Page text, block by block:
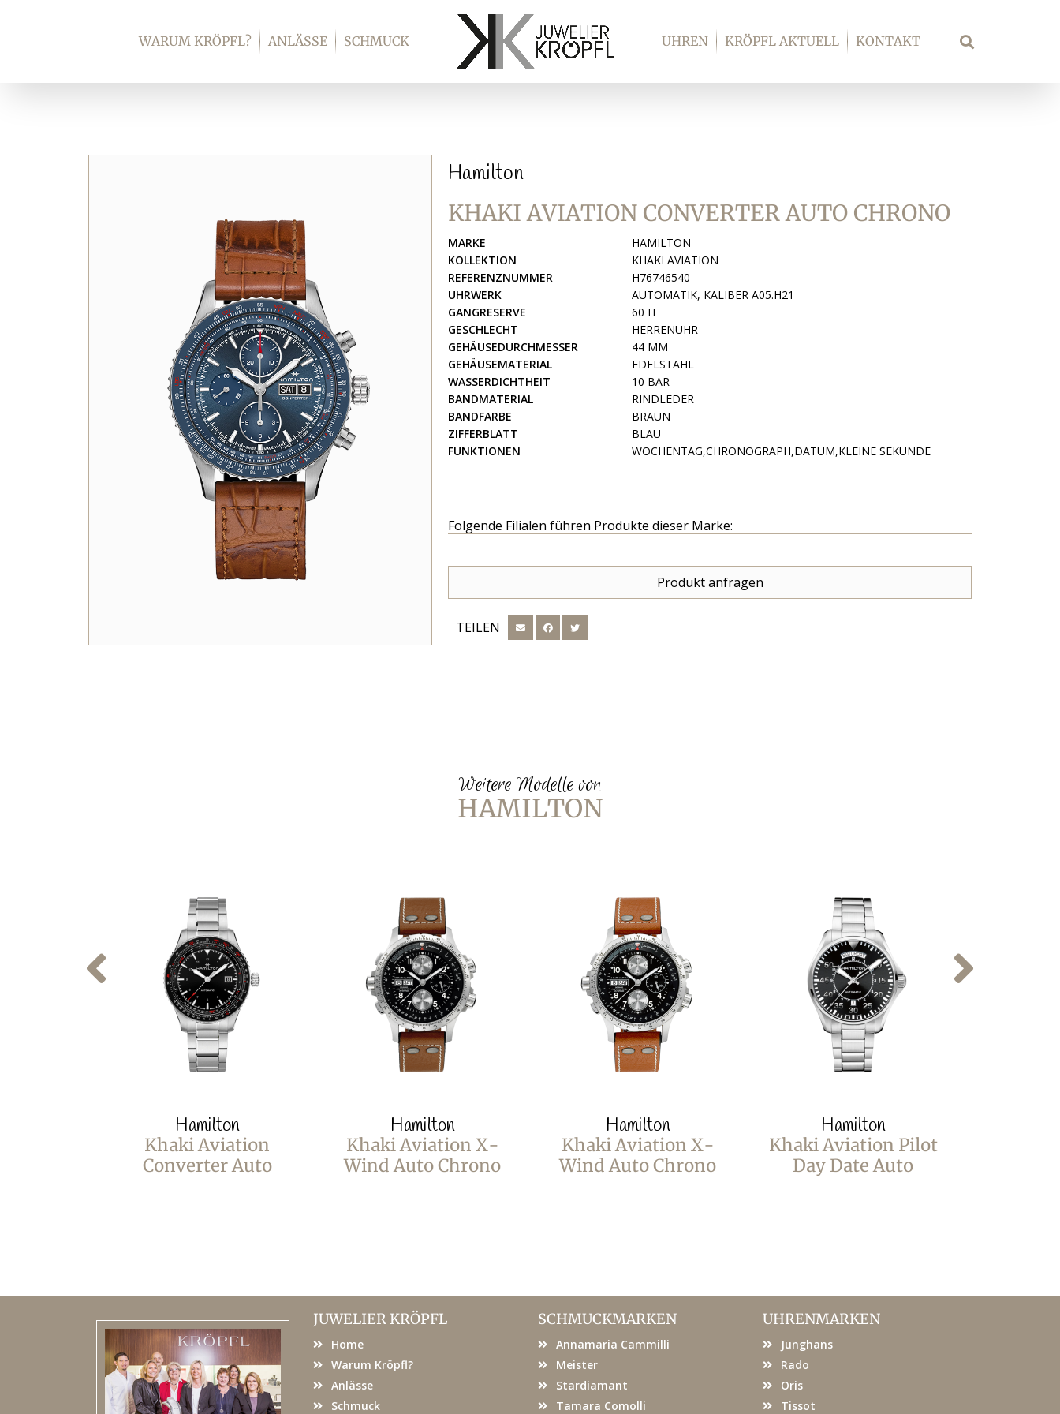
WARUM KRÖPFL? ANLÄSSE SCHMUCK UHREN KRÖPFL AKTUELL KONTAKT Suche
Hamilton
KHAKI AVIATION CONVERTER AUTO CHRONO
MARKE
HAMILTON
KOLLEKTION
KHAKI AVIATION
REFERENZNUMMER
H76746540
UHRWERK
AUTOMATIK, KALIBER A05.H21
GANGRESERVE
60 H
GESCHLECHT
HERRENUHR
GEHÄUSEDURCHMESSER
44 MM
GEHÄUSEMATERIAL
EDELSTAHL
WASSERDICHTHEIT
10 BAR
BANDMATERIAL
RINDLEDER
BANDFARBE
BRAUN
ZIFFERBLATT
BLAU
FUNKTIONEN
WOCHENTAG,CHRONOGRAPH,DATUM,KLEINE SEKUNDE
Folgende Filialen führen Produkte dieser Marke:
Produkt anfragen
TEILEN
Weitere Modelle von
HAMILTON
Hamilton
Khaki Aviation
Converter Auto
Hamilton
Khaki Aviation X-
Wind Auto Chrono
Hamilton
Khaki Aviation X-
Wind Auto Chrono
Hamilton
Khaki Aviation Pilot
Day Date Auto
JUWELIER KRÖPFL
Home
Warum Kröpfl?
Anlässe
Schmuck
SCHMUCKMARKEN
Annamaria Cammilli
Meister
Stardiamant
Tamara Comolli
UHRENMARKEN
Junghans
Rado
Oris
Tissot